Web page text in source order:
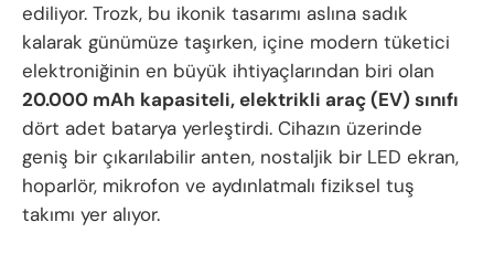
ediliyor. Trozk, bu ikonik tasarımı aslına sadık
kalarak günümüze taşırken, içine modern tüketici
elektroniğinin en büyük ihtiyaçlarından biri olan
20.000 mAh kapasiteli, elektrikli araç (EV) sınıfı
dört adet batarya yerleştirdi. Cihazın üzerinde
geniş bir çıkarılabilir anten, nostaljik bir LED ekran,
hoparlör, mikrofon ve aydınlatmalı fiziksel tuş
takımı yer alıyor.